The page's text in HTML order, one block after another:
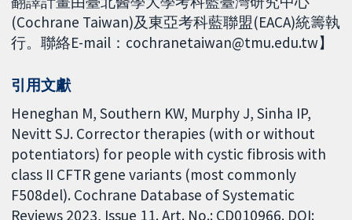
(Cochrane Taiwan)及東亞考科藍聯盟(EACA)統籌執
行。聯絡E-mail：cochranetaiwan@tmu.edu.tw】
引用文獻
Heneghan M, Southern KW, Murphy J, Sinha IP,
Nevitt SJ. Corrector therapies (with or without
potentiators) for people with cystic fibrosis with
class II CFTR gene variants (most commonly
F508del). Cochrane Database of Systematic
Reviews 2023, Issue 11. Art. No.: CD010966. DOI: